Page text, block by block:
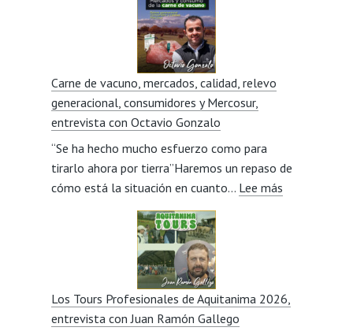
Beorlegui
puede
la
digitalización
mejorar
la
eficiencia
productiva
de
un
cebadero?,
entrevista
con
Javier
Lillo
Carne de vacuno, mercados, calidad, relevo
generacional, consumidores y Mercosur,
entrevista con Octavio Gonzalo
“Se ha hecho mucho esfuerzo como para
tirarlo ahora por tierra”Haremos un repaso de
cómo está la situación en cuanto… Lee más:
relevo
Los Tours Profesionales de Aquitanima 2026,
entrevista con Juan Ramón Gallego